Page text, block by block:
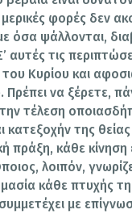
μερικές φορές δεν
όσα ψάλλονται,
αυτές τις
Κυρίου και
Πρέπει να ξέρετε,
τέλεση
κατεξοχήν της
πράξη, κάθε κίνηση
λοιπόν,
κάθε πτυχής
με